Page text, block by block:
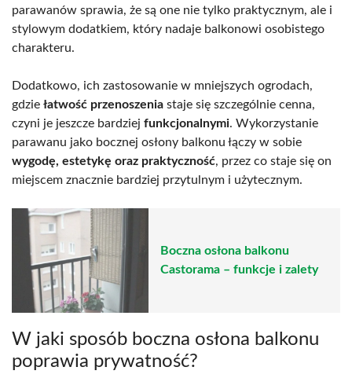
parawanów sprawia, że są one nie tylko praktycznym, ale i
stylowym dodatkiem, który nadaje balkonowi osobistego
charakteru.
Dodatkowo, ich zastosowanie w mniejszych ogrodach,
gdzie łatwość przenoszenia staje się szczególnie cenna,
czyni je jeszcze bardziej funkcjonalnymi. Wykorzystanie
parawanu jako bocznej osłony balkonu łączy w sobie
wygodę, estetykę oraz praktyczność, przez co staje się on
miejscem znacznie bardziej przytulnym i użytecznym.
Boczna osłona balkonu
Castorama – funkcje i zalety
W jaki sposób boczna osłona balkonu
poprawia prywatność?